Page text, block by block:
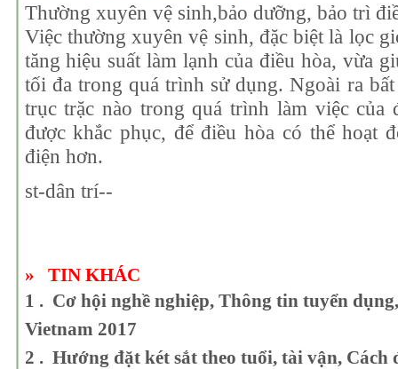
Thường xuyên vệ sinh,bảo dưỡng, bảo trì
Việc thường xuyên vệ sinh, đặc biệt là lọc
tăng hiệu suất làm lạnh của điều hòa, vừa
tối đa trong quá trình sử dụng. Ngoài ra
trục trặc nào trong quá trình làm việc của
được khắc phục, để điều hòa có thể hoạt
điện hơn.
st-dân trí--
» TIN KHÁC
1 . Cơ hội nghề nghiệp, Thông tin tuyển
Vietnam 2017
2 . Hướng đặt két sắt theo tuổi, tài vận, Cách